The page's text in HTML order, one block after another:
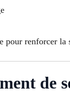
pour renforcer la
de